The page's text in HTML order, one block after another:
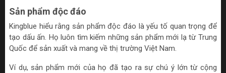
Sản phẩm độc đáo
Kingblue hiểu rằng sản phẩm độc đáo là yếu tố quan trọng để
tạo dấu ấn. Họ luôn tìm kiếm những sản phẩm mới lạ từ Trung
Quốc để sản xuất và mang về thị trường Việt Nam.
Ví dụ, sản phẩm mới của họ đã tạo ra sự chú ý lớn từ cộng